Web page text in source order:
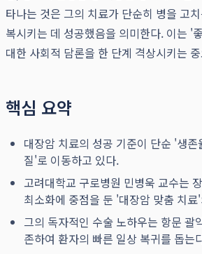
타나는 것은 그의 치료가 단순히 병을 고
복시키는 데 성공했음을 의미한다. 이는 '
대한 사회적 담론을 한 단계 격상시키는
핵심 요약
대장암 치료의 성공 기준이 단순 '생
질'로 이동하고 있다.
고려대학교 구로병원 민병욱 교수는
최소화에 중점을 둔 '대장암 맞춤 치
그의 독자적인 수술 노하우는 항문 괄
존하여 환자의 빠른 일상 복귀를 돕는